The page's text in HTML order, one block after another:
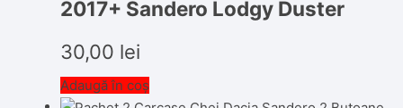
2017+ Sandero Lodgy Duster
30,00 lei
Adaugă în coș